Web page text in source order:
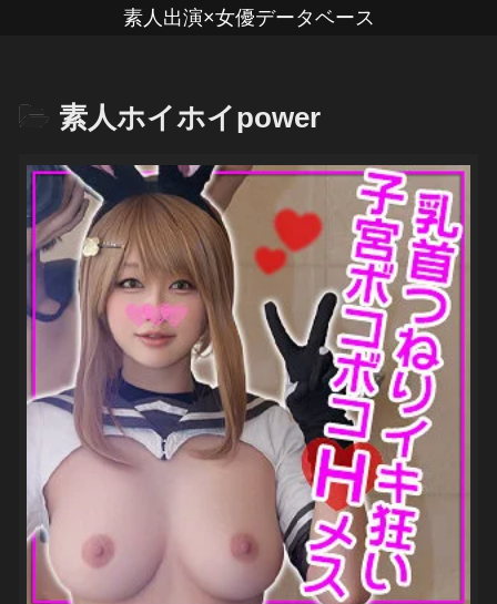
素人出演×女優データベース
素人ホイホイpower